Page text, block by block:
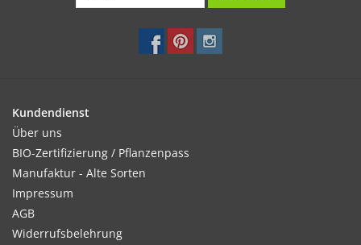
Kundendienst
Über uns
BIO-Zertifizierung / Pflanzenpass
Manufaktur - Alte Sorten
Impressum
AGB
Widerrufsbelehrung